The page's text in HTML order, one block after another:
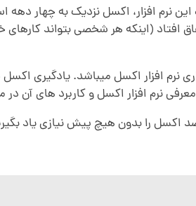
افتاد (اینکه هر شخصی بتواند
نرم افزار اکسل میباشد. یادگیری
نرم افزار اکسل و کاربرد های آن
را بدون هیچ پیش نیازی یاد